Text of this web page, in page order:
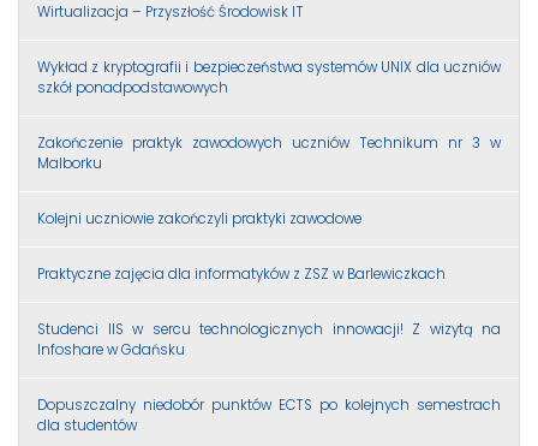
Wirtualizacja – Przyszłość Środowisk IT
Wykład z kryptografii i bezpieczeństwa systemów UNIX dla uczniów
szkół ponadpodstawowych
Zakończenie praktyk zawodowych uczniów Technikum nr 3 w
Malborku
Kolejni uczniowie zakończyli praktyki zawodowe
Praktyczne zajęcia dla informatyków z ZSZ w Barlewiczkach
Studenci IIS w sercu technologicznych innowacji! Z wizytą na
Infoshare w Gdańsku
Dopuszczalny niedobór punktów ECTS po kolejnych semestrach
dla studentów